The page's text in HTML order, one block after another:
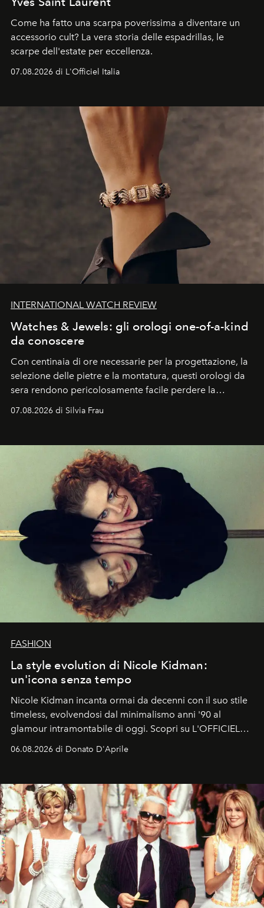
Come ha fatto una scarpa poverissima a diventare un
accessorio cult? La vera storia delle espadrillas, le
scarpe dell'estate per eccellenza.
07.08.2026 di L'Officiel Italia
INTERNATIONAL WATCH REVIEW
Watches & Jewels: gli orologi one-of-a-kind
da conoscere
Con centinaia di ore necessarie per la progettazione, la
selezione delle pietre e la montatura, questi orologi da
sera rendono pericolosamente facile perdere la
07.08.2026 di Silvia Frau
FASHION
La style evolution di Nicole Kidman:
un'icona senza tempo
Nicole Kidman incanta ormai da decenni con il suo stile
timeless, evolvendosi dal minimalismo anni '90 al
glamour intramontabile di oggi. Scopri su L'OFFICIEL
06.08.2026 di Donato D'Aprile